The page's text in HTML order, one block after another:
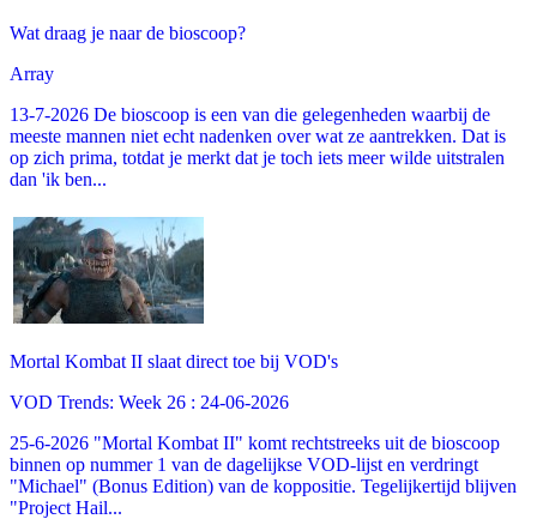
Wat draag je naar de bioscoop?
Array
13-7-2026 De bioscoop is een van die gelegenheden waarbij de
meeste mannen niet echt nadenken over wat ze aantrekken. Dat is
op zich prima, totdat je merkt dat je toch iets meer wilde uitstralen
dan 'ik ben...
Mortal Kombat II slaat direct toe bij VOD's
VOD Trends: Week 26 : 24-06-2026
25-6-2026 "Mortal Kombat II" komt rechtstreeks uit de bioscoop
binnen op nummer 1 van de dagelijkse VOD-lijst en verdringt
"Michael" (Bonus Edition) van de koppositie. Tegelijkertijd blijven
"Project Hail...